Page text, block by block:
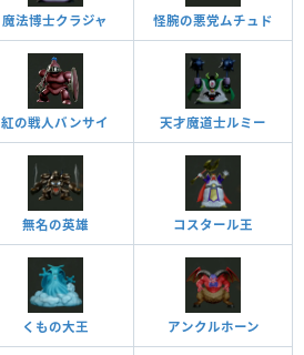
魔法博士クラジャ 怪腕の悪党ムチュド
紅の戦人バンサイ 天才魔道士ルミー
無名の英雄 コスタール王
くもの大王 アンクルホーン